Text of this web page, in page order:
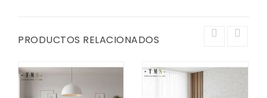
PRODUCTOS RELACIONADOS